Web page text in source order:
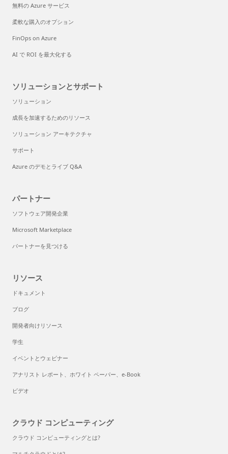
無料の Azure サービス
柔軟な購入のオプション
FinOps on Azure
AI で ROI を最大化する
ソリューションとサポート
ソリューション
成長を加速するためのリソース
ソリューション アーキテクチャ
サポート
Azure のデモとライブ Q&A
パートナー
ソフトウェア開発企業
Microsoft Marketplace
パートナーを見つける
リソース
ドキュメント
ブログ
開発者向けリソース
学生
イベントとウェビナー
アナリスト レポート、ホワイト ペーパー、e-Book
ビデオ
クラウド コンピューティング
クラウド コンピューティングとは?